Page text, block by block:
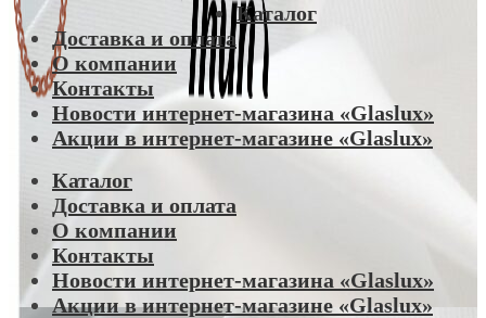
Каталог
Доставка и оплата
О компании
Контакты
Новости интернет-магазина «Glaslux»
Акции в интернет-магазине «Glaslux»
Каталог
Доставка и оплата
О компании
Контакты
Новости интернет-магазина «Glaslux»
Акции в интернет-магазине «Glaslux»